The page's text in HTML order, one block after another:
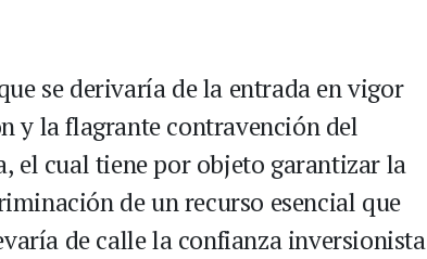
se derivaría de la entrada en vigor
y la flagrante contravención del
el cual tiene por objeto garantizar la
de un recurso esencial que
de calle la confianza inversionista